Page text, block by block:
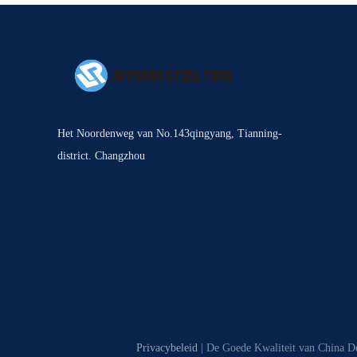
Het Noordenweg van No.143qingyang, Tianning-
district. Changzhou
Privacybeleid | De Goede Kwaliteit van China